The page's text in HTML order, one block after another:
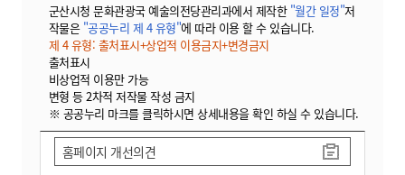
군산시청 문화관광국 예술의전당관리과에서 제작한 "월간 일정"저
작물은 "공공누리 제 4 유형"에 따라 이용 할 수 있습니다.
제 4 유형: 출처표시+상업적 이용금지+변경금지
출처표시
비상업적 이용만 가능
변형 등 2차적 저작물 작성 금지
※ 공공누리 마크를 클릭하시면 상세내용을 확인 하실 수 있습니다.
홈페이지 개선의견